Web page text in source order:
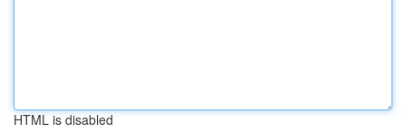
HTML is disabled